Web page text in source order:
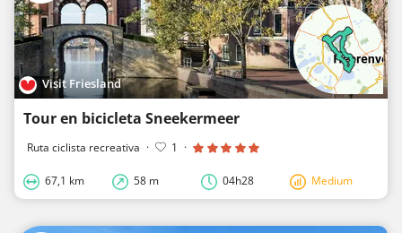
Visit Friesland
Tour en bicicleta Sneekermeer
Ruta ciclista recreativa · 1 ·
67,1 km 58 m 04h28 Medium